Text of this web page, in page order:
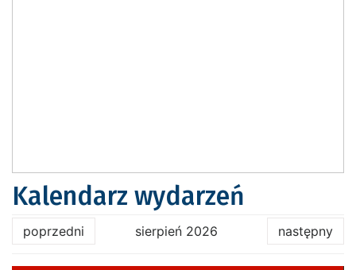
Kalendarz wydarzeń
poprzedni sierpień 2026 następny